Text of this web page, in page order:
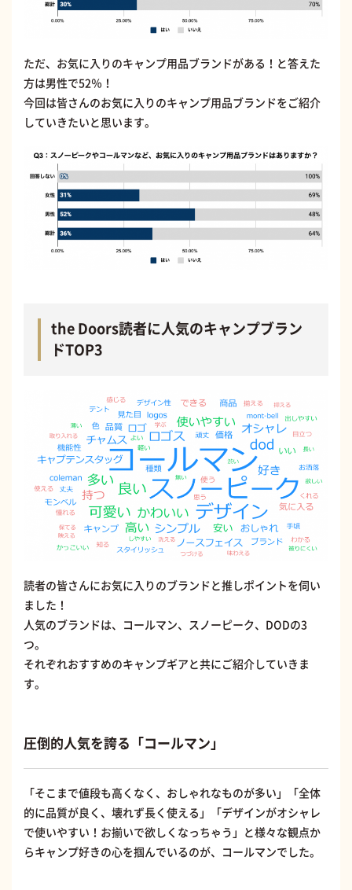
ただ、お気に入りのキャンプ用品ブランドがある！と答えた
方は男性で52％！
今回は皆さんのお気に入りのキャンプ用品ブランドをご紹介
していきたいと思います。
the Doors読者に人気のキャンプブラン
ドTOP3
読者の皆さんにお気に入りのブランドと推しポイントを伺い
ました！
人気のブランドは、コールマン、スノーピーク、DODの3
つ。
それぞれおすすめのキャンプギアと共にご紹介していきま
す。
圧倒的人気を誇る「コールマン」
「そこまで値段も高くなく、おしゃれなものが多い」「全体
的に品質が良く、壊れず長く使える」「デザインがオシャレ
で使いやすい！お揃いで欲しくなっちゃう」と様々な観点か
らキャンプ好きの心を掴んでいるのが、コールマンでした。